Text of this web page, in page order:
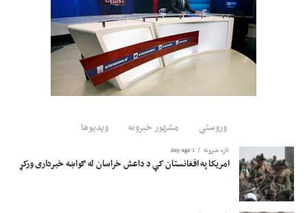
وروستی مشهور خبرونه ویدیوها
تازه خبرونه 1 day ago
امریکا په افغانستان کې د داعش خراسان له ګواښه خبرداری ورکړ